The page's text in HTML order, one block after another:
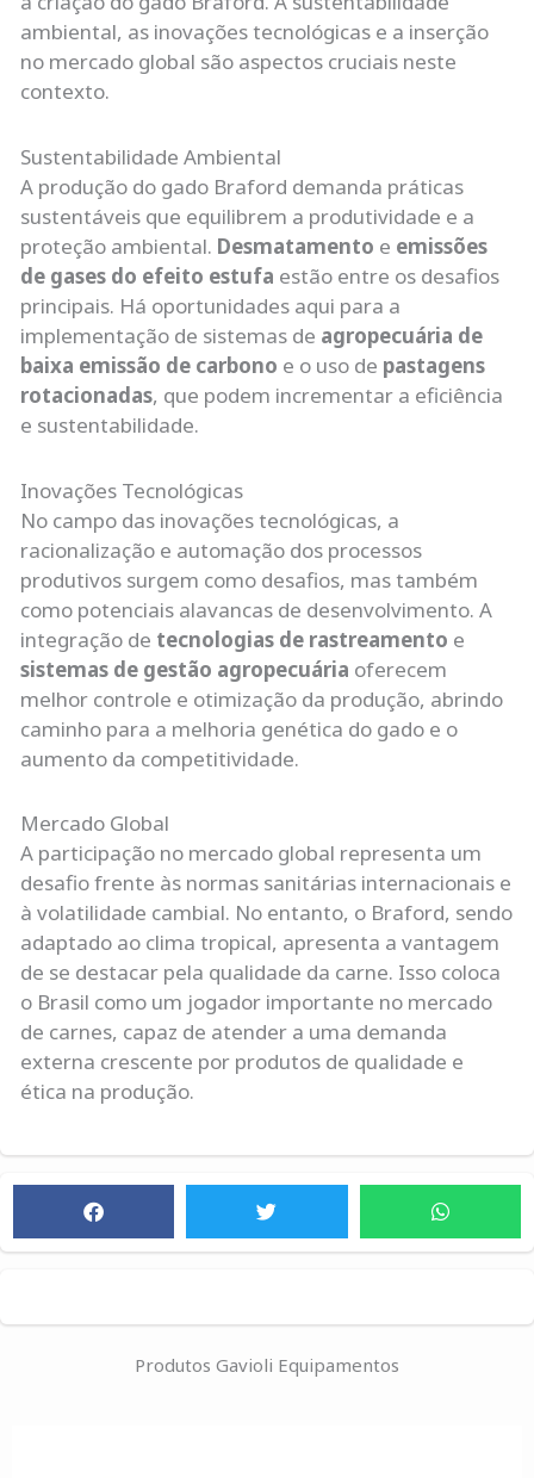
ambiental, as inovações tecnológicas e a inserção
no mercado global são aspectos cruciais neste
contexto.
Sustentabilidade Ambiental
A produção do gado Braford demanda práticas
sustentáveis que equilibrem a produtividade e a
proteção ambiental. Desmatamento e emissões
de gases do efeito estufa estão entre os desafios
principais. Há oportunidades aqui para a
implementação de sistemas de agropecuária de
baixa emissão de carbono e o uso de pastagens
rotacionadas, que podem incrementar a eficiência
e sustentabilidade.
Inovações Tecnológicas
No campo das inovações tecnológicas, a
racionalização e automação dos processos
produtivos surgem como desafios, mas também
como potenciais alavancas de desenvolvimento. A
integração de tecnologias de rastreamento e
sistemas de gestão agropecuária oferecem
melhor controle e otimização da produção, abrindo
caminho para a melhoria genética do gado e o
aumento da competitividade.
Mercado Global
A participação no mercado global representa um
desafio frente às normas sanitárias internacionais e
à volatilidade cambial. No entanto, o Braford, sendo
adaptado ao clima tropical, apresenta a vantagem
de se destacar pela qualidade da carne. Isso coloca
o Brasil como um jogador importante no mercado
de carnes, capaz de atender a uma demanda
externa crescente por produtos de qualidade e
ética na produção.
Produtos Gavioli Equipamentos